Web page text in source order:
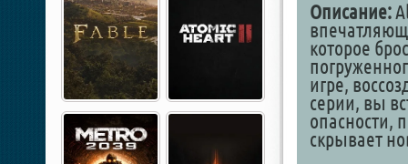
Описание:
которое
игре,
серии, вы
опасности,
скрывает